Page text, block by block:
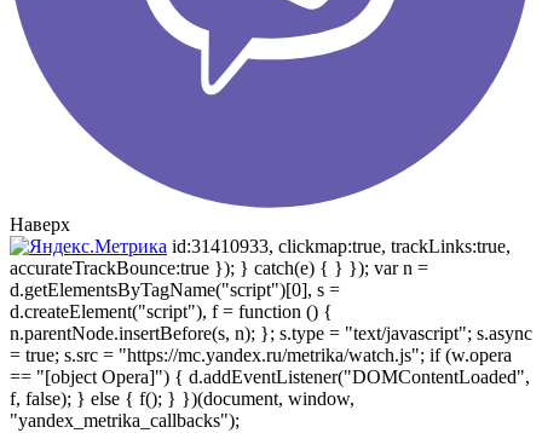
Наверх
id:31410933, clickmap:true, trackLinks:true,
accurateTrackBounce:true }); } catch(e) { } }); var n =
d.getElementsByTagName("script")[0], s =
d.createElement("script"), f = function () {
n.parentNode.insertBefore(s, n); }; s.type = "text/javascript"; s.async
= true; s.src = "https://mc.yandex.ru/metrika/watch.js"; if (w.opera
== "[object Opera]") { d.addEventListener("DOMContentLoaded",
f, false); } else { f(); } })(document, window,
"yandex_metrika_callbacks");